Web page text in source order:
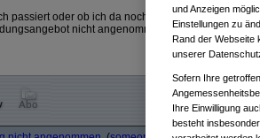
passiert oder ob ich da noch etwas machen muss?
nicht angenommen habe?
und Anzeigen
Einstellungen zu
Rand der Webseite
unserer
Sofern Ihre
Ihre Einwilligung
besteht